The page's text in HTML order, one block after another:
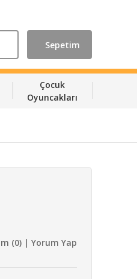
Sepetim
Çocuk
Oyuncakları
(0) | Yorum Yap